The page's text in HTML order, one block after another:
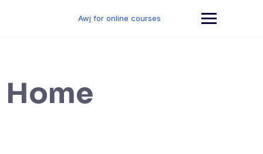
Awj for online courses
Home